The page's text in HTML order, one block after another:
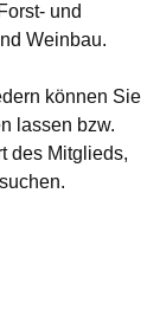
und
Weinbau.
können Sie
lassen bzw.
des Mitglieds,